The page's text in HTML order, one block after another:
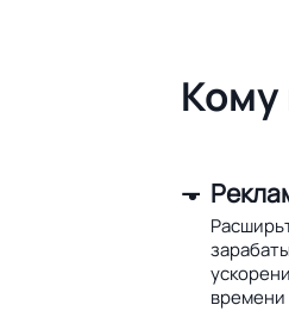
Кому
времени